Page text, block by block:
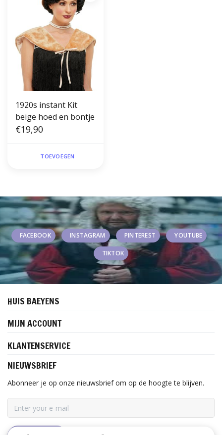
1920s instant Kit
beige hoed en bontje
€19,90
TOEVOEGEN
FACEBOOK INSTAGRAM PINTEREST YOUTUBE
TIKTOK
HUIS BAEYENS
MIJN ACCOUNT
KLANTENSERVICE
NIEUWSBRIEF
Abonneer je op onze nieuwsbrief om op de hoogte te blijven.